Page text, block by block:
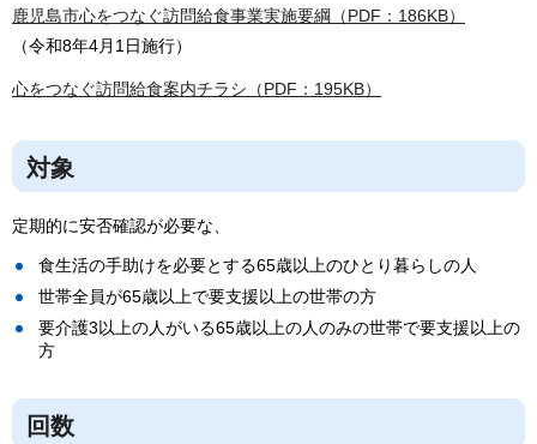
鹿児島市心をつなぐ訪問給食事業実施要綱（PDF：186KB）
（令和8年4月1日施行）
心をつなぐ訪問給食案内チラシ（PDF：195KB）
対象
定期的に安否確認が必要な、
食生活の手助けを必要とする65歳以上のひとり暮らしの人
世帯全員が65歳以上で要支援以上の世帯の方
要介護3以上の人がいる65歳以上の人のみの世帯で要支援以上の
方
回数